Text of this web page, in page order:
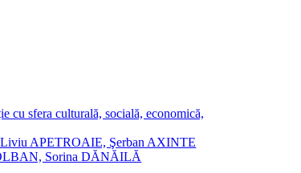
cu sfera culturală, socială, economică,
Liviu APETROAIE, Şerban AXINTE
Sorina DĂNĂILĂ